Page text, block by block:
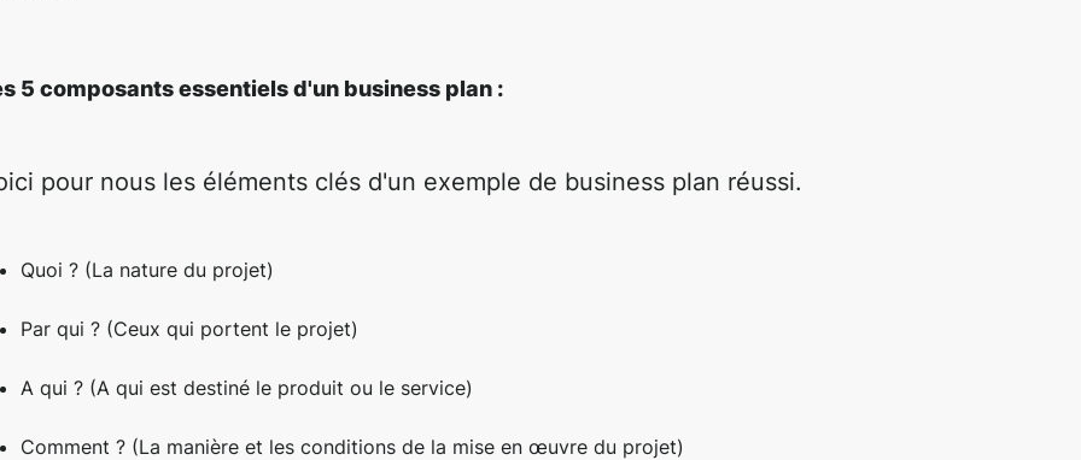
5 composants essentiels d'un business plan :
pour nous les éléments clés d'un exemple de business plan réussi.
Quoi ? (La nature du projet)
Par qui ? (Ceux qui portent le projet)
A qui ? (A qui est destiné le produit ou le service)
Comment ? (La manière et les conditions de la mise en œuvre du projet)